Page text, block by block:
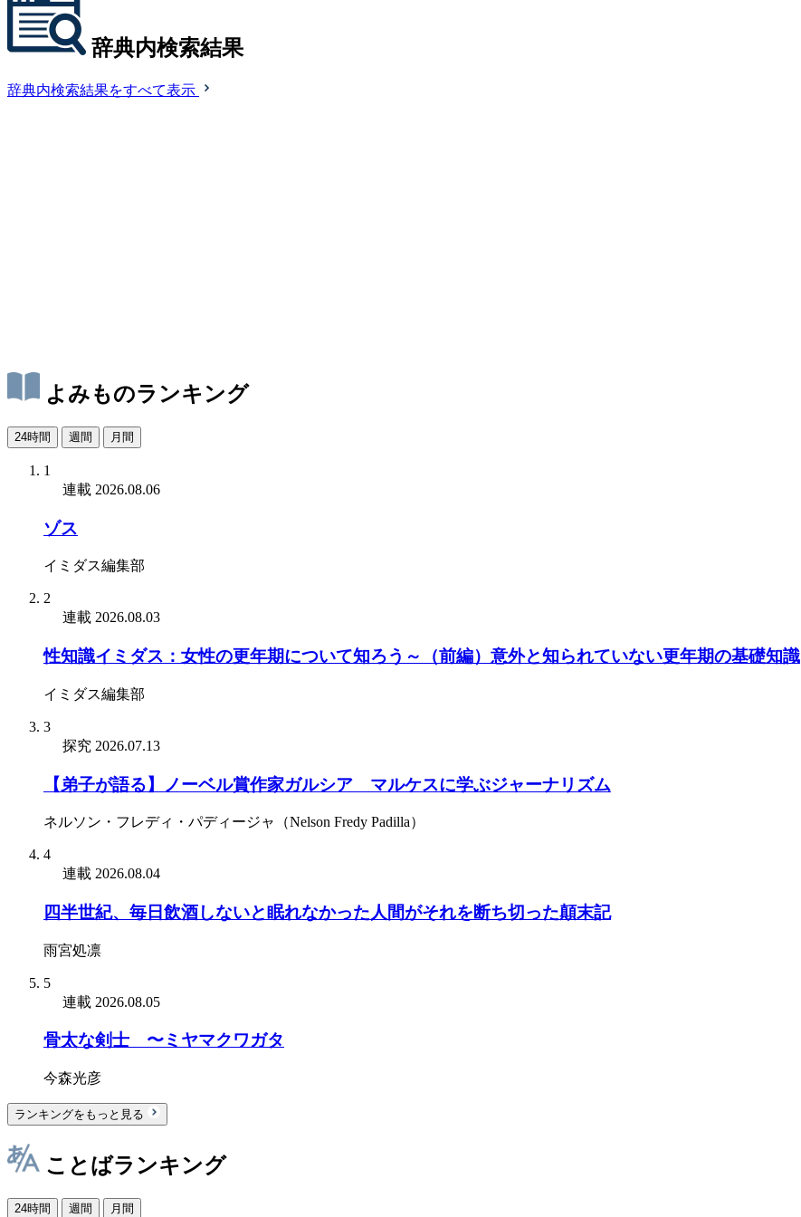
辞典内検索結果
辞典内検索結果をすべて表示
よみものランキング
24時間 週間 月間
1
連載 2026.08.06
ゾス
イミダス編集部
2
連載 2026.08.03
性知識イミダス：女性の更年期について知ろう～（前編）意外と知られていない更年期の基礎知識
イミダス編集部
3
探究 2026.07.13
【弟子が語る】ノーベル賞作家ガルシア゠マルケスに学ぶジャーナリズム
ネルソン・フレディ・パディージャ（Nelson Fredy Padilla）
4
連載 2026.08.04
四半世紀、毎日飲酒しないと眠れなかった人間がそれを断ち切った顛末記
雨宮処凛
5
連載 2026.08.05
骨太な剣士 〜ミヤマクワガタ
今森光彦
ランキングをもっと見る
ことばランキング
24時間 週間 月間